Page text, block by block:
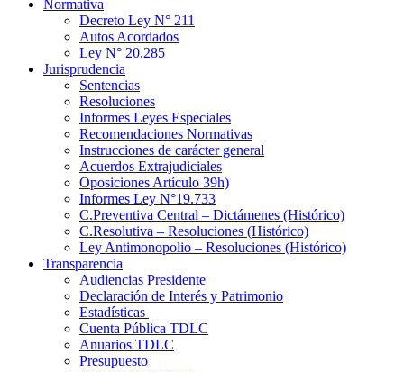
Normativa
Decreto Ley N° 211
Autos Acordados
Ley N° 20.285
Jurisprudencia
Sentencias
Resoluciones
Informes Leyes Especiales
Recomendaciones Normativas
Instrucciones de carácter general
Acuerdos Extrajudiciales
Oposiciones Artículo 39h)
Informes Ley N°19.733
C.Preventiva Central – Dictámenes (Histórico)
C.Resolutiva – Resoluciones (Histórico)
Ley Antimonopolio – Resoluciones (Histórico)
Transparencia
Audiencias Presidente
Declaración de Interés y Patrimonio
Estadísticas
Cuenta Pública TDLC
Anuarios TDLC
Presupuesto